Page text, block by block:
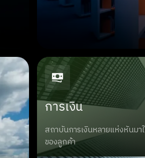
การเงิน
สถาบันการเงินหลายแห่งหันม
ของลูกค้า